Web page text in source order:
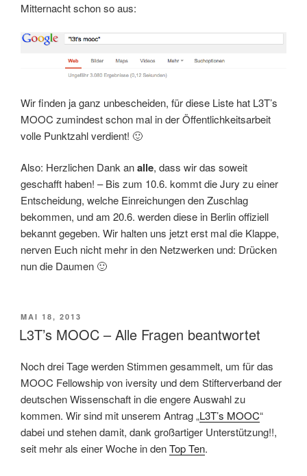
Mitternacht schon so aus:
Wir finden ja ganz unbescheiden, für diese Liste hat L3T’s
MOOC zumindest schon mal in der Öffentlichkeitsarbeit
volle Punktzahl verdient! 🙂
Also: Herzlichen Dank analle, dass wir das soweit
geschafft haben! – Bis zum 10.6. kommt die Jury zu einer
Entscheidung, welche Einreichungen den Zuschlag
bekommen, und am 20.6. werden diese in Berlin offiziell
bekannt gegeben. Wir halten uns jetzt erst mal die Klappe,
nerven Euch nicht mehr in den Netzwerken und: Drücken
nun die Daumen 🙂
VERÖFFENTLICHT
AM
MAI 18, 2013
L3T’s MOOC – Alle Fragen beantwortet
Noch drei Tage werden Stimmen gesammelt, um für das
MOOC Fellowship von iversity und dem Stifterverband der
deutschen Wissenschaft in die engere Auswahl zu
kommen. Wir sind mit unserem Antrag „L3T’s MOOC“
dabei und stehen damit, dank großartiger Unterstützung!!,
seit mehr als einer Woche in denTop Ten.